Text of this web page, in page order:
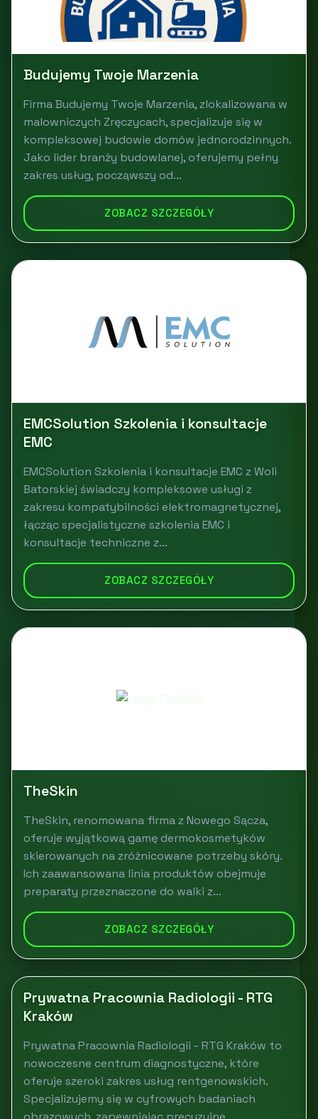
Budujemy Twoje Marzenia
Firma Budujemy Twoje Marzenia, zlokalizowana w
malowniczych Zręczycach, specjalizuje się w
kompleksowej budowie domów jednorodzinnych.
Jako lider branży budowlanej, oferujemy pełny
zakres usług, począwszy od...
ZOBACZ SZCZEGÓŁY
EMCSolution Szkolenia i konsultacje
EMC
EMCSolution Szkolenia i konsultacje EMC z Woli
Batorskiej świadczy kompleksowe usługi z
zakresu kompatybilności elektromagnetycznej,
łącząc specjalistyczne szkolenia EMC i
konsultacje techniczne z...
ZOBACZ SZCZEGÓŁY
TheSkin
TheSkin, renomowana firma z Nowego Sącza,
oferuje wyjątkową gamę dermokosmetyków
skierowanych na zróżnicowane potrzeby skóry.
Ich zaawansowana linia produktów obejmuje
preparaty przeznaczone do walki z...
ZOBACZ SZCZEGÓŁY
Prywatna Pracownia Radiologii - RTG
Kraków
Prywatna Pracownia Radiologii - RTG Kraków to
nowoczesne centrum diagnostyczne, które
oferuje szeroki zakres usług rentgenowskich.
Specjalizujemy się w cyfrowych badaniach